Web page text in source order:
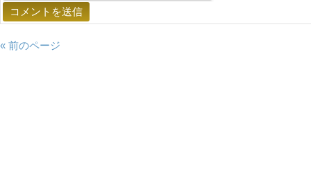
« 前のページ